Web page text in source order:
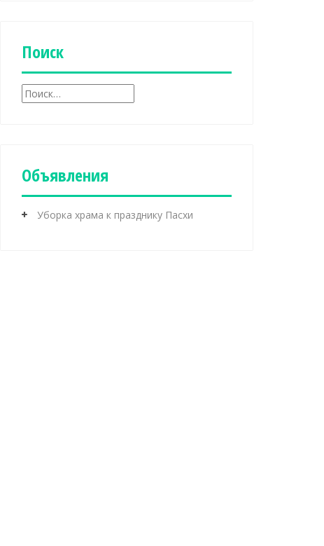
к
иПоиск
Н
а
Объявления
Уборка храма к празднику Пасхи